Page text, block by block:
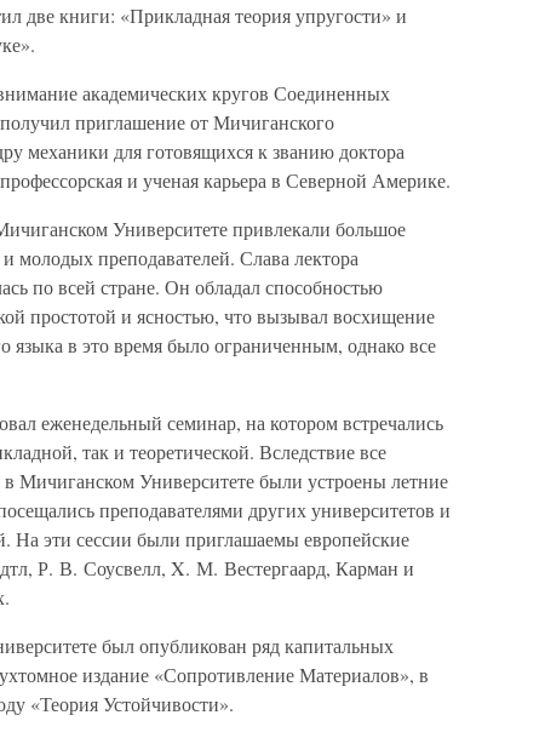
две книги: «Прикладная теория упругости» и
академических кругов Соединенных
приглашение от Мичиганского
механики для готовящихся к званию доктора
и ученая карьера в Северной Америке.
Университете привлекали большое
молодых преподавателей. Слава лектора
по всей стране. Он обладал способностью
простотой и ясностью, что вызывал восхищение
языка в это время было ограниченным, однако все
еженедельный семинар, на котором встречались
так и теоретической. Вследствие все
Мичиганском Университете были устроены летние
преподавателями других университетов и
На эти сессии были приглашаемы европейские
Р. В. Соусвелл, X. М. Вестергаард, Карман и
был опубликован ряд капитальных
издание «Сопротивление Материалов», в
«Теория Устойчивости».